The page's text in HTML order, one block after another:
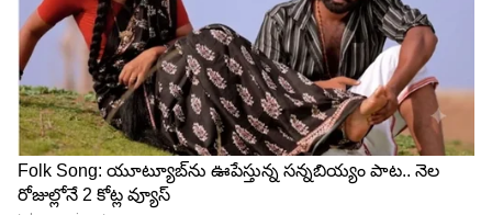
జగపతి బాబు 'పెద్ది' సినిమాలో పూర్తి భిన్నమైన పాత్రలో
కనిపించబోతున్నారు. ఈ సినిమాలో ఆయన లుక్ కూడా
చాలా కొత్తగా ఉంటుందని, గుర్తుపట్టడం కష్టమని
అంటున్నారు. ఈ సినిమా కోసం ఆయనకు 5 కోట్ల
రూపాయల వరకూ పారితోషికం అందుకున్నట్టు సమాచారం.